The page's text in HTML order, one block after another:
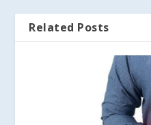
Related Posts